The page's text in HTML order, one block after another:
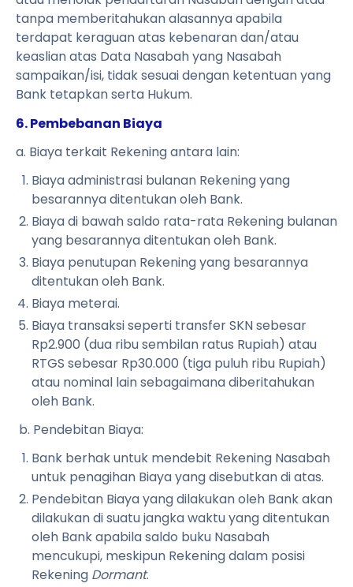
tanpa memberitahukan alasannya apabila
terdapat keraguan atas kebenaran dan/atau
keaslian atas Data Nasabah yang Nasabah
sampaikan/isi, tidak sesuai dengan ketentuan yang
Bank tetapkan serta Hukum.
6. Pembebanan Biaya
a. Biaya terkait Rekening antara lain:
Biaya administrasi bulanan Rekening yang
besarannya ditentukan oleh Bank.
Biaya di bawah saldo rata-rata Rekening bulanan
yang besarannya ditentukan oleh Bank.
Biaya penutupan Rekening yang besarannya
ditentukan oleh Bank.
Biaya meterai.
Biaya transaksi seperti transfer SKN sebesar
Rp2.900 (dua ribu sembilan ratus Rupiah) atau
RTGS sebesar Rp30.000 (tiga puluh ribu Rupiah)
atau nominal lain sebagaimana diberitahukan
oleh Bank.
b. Pendebitan Biaya:
Bank berhak untuk mendebit Rekening Nasabah
untuk penagihan Biaya yang disebutkan di atas.
Pendebitan Biaya yang dilakukan oleh Bank akan
dilakukan di suatu jangka waktu yang ditentukan
oleh Bank apabila saldo buku Nasabah
mencukupi, meskipun Rekening dalam posisi
Rekening Dormant.